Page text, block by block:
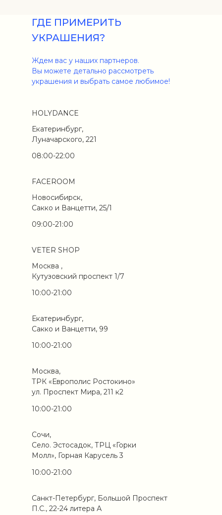
ГДЕ ПРИМЕРИТЬ
УКРАШЕНИЯ?
Санкт-Петербург, Большой Проспект
П.С., 22-24 литера А
10:00-21:00
Сочи,
Село. Эстосадок, ТРЦ «Горки
Молл», Горная Карусель 3
10:00-21:00
Москва,
ТРК «Европолис Ростокино»
ул. Проспект Мира, 211 к2
Екатеринбург,
Луначарского, 221
HOLYDANCE
08:00-22:00
10:00-21:00
Екатеринбург,
Сакко и Ванцетти, 99
Ждем вас у наших партнеров.
Вы можете детально рассмотреть
украшения и выбрать самое любимое!
FACEROOM
Новосибирск,
Сакко и Ванцетти, 25/1
09:00-21:00
VETER SHOP
Москва ,
Кутузовский проспект 1/7
10:00-21:00